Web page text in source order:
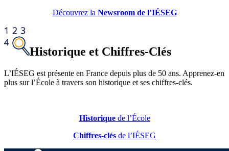
Découvrez la Newsroom de l’IÉSEG
Historique et Chiffres-Clés
L’IÉSEG est présente en France depuis plus de 50 ans. Apprenez-en
plus sur l’École à travers son historique et ses chiffres-clés.
Historiquede l’École
Chiffres-clés de l’IÉSEG